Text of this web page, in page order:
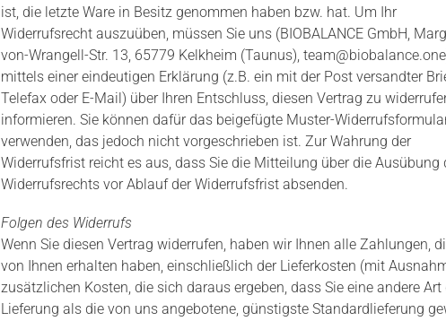
ist, die letzte Ware in Besitz genommen haben bzw. hat. Um Ihr
Widerrufsrecht auszuüben, müssen Sie uns (BIOBALANCE GmbH,
von-Wrangell-Str. 13, 65779 Kelkheim (Taunus),
mittels einer eindeutigen Erklärung (z.B. ein mit der Post versandter
Telefax oder E-Mail) über Ihren Entschluss, diesen Vertrag zu
informieren. Sie können dafür das beigefügte Muster-
verwenden, das jedoch nicht vorgeschrieben ist. Zur Wahrung der
Widerrufsfrist reicht es aus, dass Sie die Mitteilung über die Ausübung
Widerrufsrechts vor Ablauf der Widerrufsfrist absenden.
Folgen des Widerrufs
Wenn Sie diesen Vertrag widerrufen, haben wir Ihnen alle Zahlungen,
von Ihnen erhalten haben, einschließlich der Lieferkosten (mit
zusätzlichen Kosten, die sich daraus ergeben, dass Sie eine andere Art
Lieferung als die von uns angebotene, günstigste Standardlieferung